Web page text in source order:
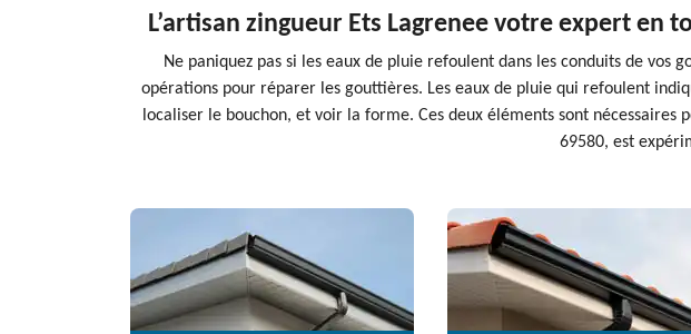
L’artisan zingueur Ets Lagrenee votre expert
Ne paniquez pas si les eaux de pluie refoulent dans les conduits de
opérations pour réparer les gouttières. Les eaux de pluie qui refoulent
localiser le bouchon, et voir la forme. Ces deux éléments sont
69580, est